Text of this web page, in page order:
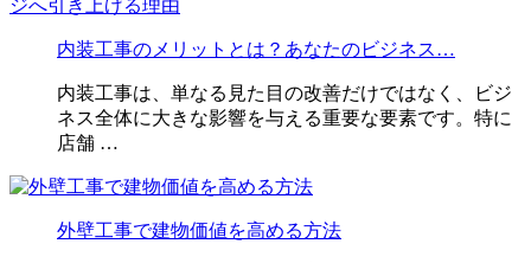
内装工事のメリットとは？あなたのビジネス…
内装工事は、単なる見た目の改善だけではなく、ビジ
ネス全体に大きな影響を与える重要な要素です。特に
店舗 …
外壁工事で建物価値を高める方法